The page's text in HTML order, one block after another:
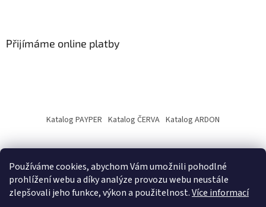
Používáme cookies, abychom Vám umožnili pohodlné
prohlížení webu a díky analýze provozu webu neustále
zlepšovali jeho funkce, výkon a použitelnost.Více informací
Přijímáme online platby
Katalog PAYPER Katalog ČERVA Katalog ARDON
Vytvořil Shoptet